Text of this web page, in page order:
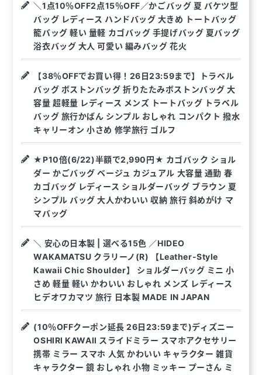
＼1点10％OFF2点15％OFF／かごバッグ 夏 バケツ型
バッグ レディース ハンドバッグ 大きめ トートバッグ
籠バッグ 軽い 量軽 カゴバッグ 手提げバッグ 夏バッグ
浴衣バッグ 大人 可愛い 編みバッグ 花火
【38％OFFでお買い得！26日23:59まで】トラベル
バッグ ボストンバッグ 折りたたみボストンバッグ 大
容量 超軽量 レディース メンズ トートバッグ トラベル
バッグ 旅行かばん シンプル おしゃれ コンパクト 撥水
キャリーオン 小さめ 修学旅行 ゴルフ
★P10倍(6/22)半額で2,990円★ カゴバック ショル
ダー かごバッグ ベージュ カジュアル 大容量 通勤 春
カゴバッグ レディース ショルダーバッグ ブラウン 夏
シンプル バッグ 大人かわいい 収納 旅行 斜めがけ マ
マバッグ
＼ 安心の日本製 | 選べる15色 ／HIDEO
WAKAMATSU クラリーノ(R) 【Leather-Style
Kawaii Chic Shoulder】 ショルダーバッグ ミニ 小
さめ 軽量 軽い かわいい おしゃれ メンズ レディース
ヒデオワカマツ 旅行 日本製 MADE IN JAPAN
(10％OFFクーポン延長 26日23:59まで)ディズニー
OSHIRI KAWAII スライドミラー スマホアクセサリー
携帯 ミラー スマホ 人気 かわいい キャラクター 雑貨
キャラクター 鏡 おしゃれ 小物 ミッキー プーさん ミ